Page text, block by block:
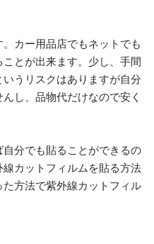
カー用品店でもネットでも
とが出来ます。少し、手間
うリスクはありますが自分
し、品物代だけなので安く
分でも貼ることができるの
カットフィルムを貼る方法
方法で紫外線カットフィル